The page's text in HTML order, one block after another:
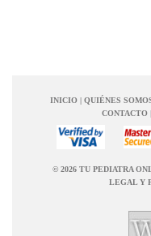
INICIO | QUIÉNES
CONTACTO |
© 2026 TU PEDIATRA
LEGAL Y